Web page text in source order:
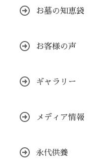
お墓の知恵袋
お客様の声
ギャラリー
メディア情報
永代供養